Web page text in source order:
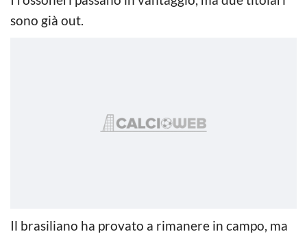
sono già out.
Il brasiliano ha provato a rimanere in campo, ma